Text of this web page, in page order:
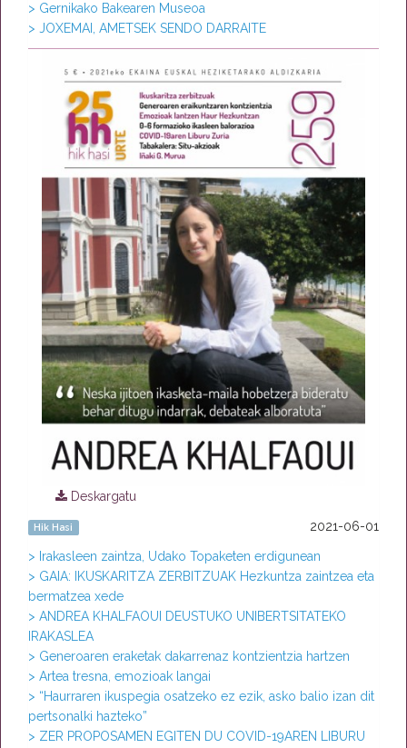
> Gernikako Bakearen Museoa
> JOXEMAI, AMETSEK SENDO DARRAITE
Deskargatu
Hik Hasi 2021-06-01
> Irakasleen zaintza, Udako Topaketen erdigunean
> GAIA: IKUSKARITZA ZERBITZUAK Hezkuntza zaintzea eta
bermatzea xede
> ANDREA KHALFAOUI DEUSTUKO UNIBERTSITATEKO
IRAKASLEA
> Generoaren eraketak dakarrenaz kontzientzia hartzen
> Artea tresna, emozioak langai
> “Haurraren ikuspegia osatzeko ez ezik, asko balio izan dit
pertsonalki hazteko”
> ZER PROPOSAMEN EGITEN DU COVID-19AREN LIBURU